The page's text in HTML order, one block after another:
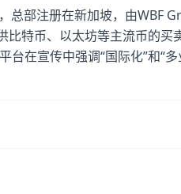
总部注册在新加坡，由WBF
比特币、以太坊等主流币的买
在宣传中强调“国际化”和“多